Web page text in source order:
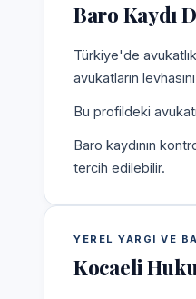
Baro Kaydı
Türkiye'de
avukatların
Bu profildeki
Baro kaydının
tercih edilebilir.
YEREL YARGI VE
Kocaeli